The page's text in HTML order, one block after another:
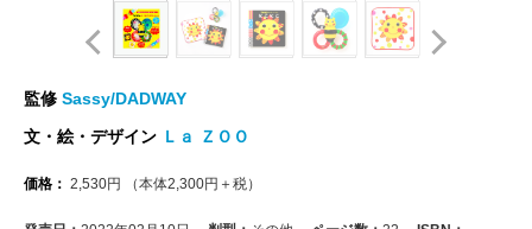
監修 Sassy/DADWAY
文・絵・デザイン Ｌａ ＺＯＯ
価格： 2,530円 （本体2,300円＋税）